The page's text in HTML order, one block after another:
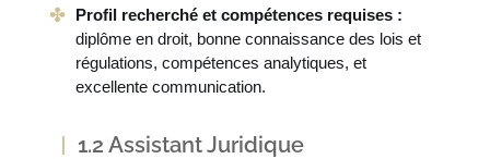
Profil recherché et compétences requises :
diplôme en droit, bonne connaissance des lois et
régulations, compétences analytiques, et
excellente communication.
1.2 Assistant Juridique